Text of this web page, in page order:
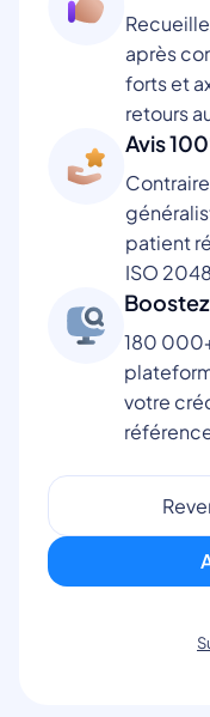
après
forts et
retours
Avis
patient
ISO
180
votre